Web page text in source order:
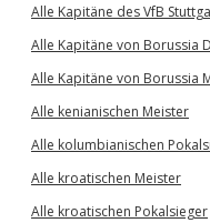
Alle Kapitäne des VfB
Alle Kapitäne von Borussia
Alle Kapitäne von Borussia
Alle kenianischen Meister
Alle kolumbianischen
Alle kroatischen Meister
Alle kroatischen Pokalsieger